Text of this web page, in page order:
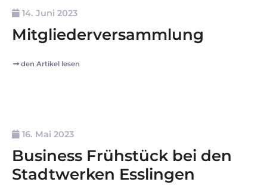
14. Juni 2023
Mitgliederversammlung
den Artikel lesen
16. Mai 2023
Business Frühstück bei den
Stadtwerken Esslingen